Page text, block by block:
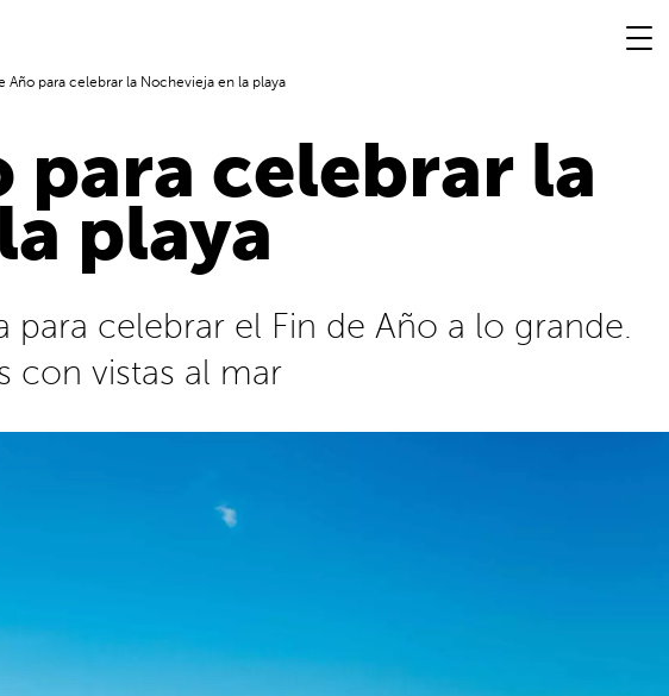
Año para celebrar la Nochevieja en la playa
para celebrar la
playa
celebrar el Fin de Año a lo grande.
con vistas al mar